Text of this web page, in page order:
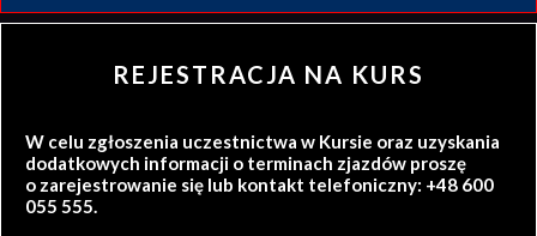
REJESTRACJA NA KURS
W celu zgłoszenia uczestnictwa w Kursie oraz uzyskania
dodatkowych informacji o terminach zjazdów proszę
o zarejestrowanie się lub kontakt telefoniczny: +48 600
055 555.